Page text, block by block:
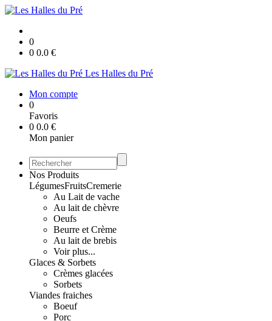
0
0 0.0 €
Les Halles du Pré
Mon compte
0
Favoris
0 0.0 €
Mon panier
Nos Produits
LégumesFruitsCremerie
Au Lait de vache
Au lait de chèvre
Oeufs
Beurre et Crème
Au lait de brebis
Voir plus...
Glaces & Sorbets
Crèmes glacées
Sorbets
Viandes fraiches
Boeuf
Porc